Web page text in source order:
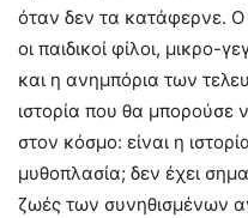
όταν δεν τα κατάφερνε.
οι παιδικοί φίλοι, μικρο-
και η ανημπόρια των
ιστορία που θα μπορούσε
στον κόσμο: είναι η
μυθοπλασία; δεν έχει
ζωές των συνηθισμένων